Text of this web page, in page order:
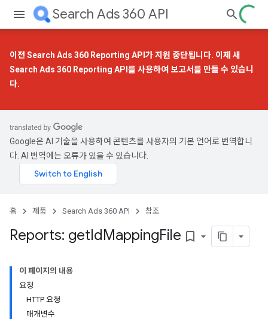
Search Ads 360 API
이전 Search Ads 360 Reporting API가 지원 중단됩니다. 이제 새
Search Ads 360 Reporting API 를 사용하여 보고서를 만들 수 있습니
다.
Google은 AI 기술을 사용하여 콘텐츠를 사용자의 기본 언어로 번역합니
다. AI 번역에는 오류가 있을 수 있습니다.
홈 제품 Search Ads 360 API 참조
Reports: getIdMappingFile bookmark_border
이 페이지의 내용
요청
HTTP 요청
매개변수